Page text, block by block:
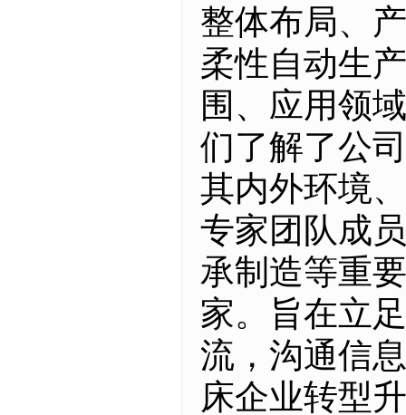
整体布局、
柔性自动生
围、应用领
们了解了公
其内外环境
专家团队成
承制造等重
家。旨在立
流，沟通信
床企业转型